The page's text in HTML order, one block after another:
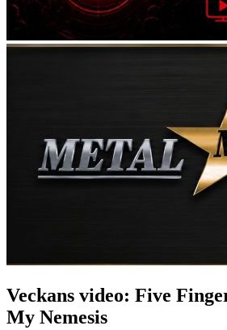
Veckans video: Five
My Nemesis